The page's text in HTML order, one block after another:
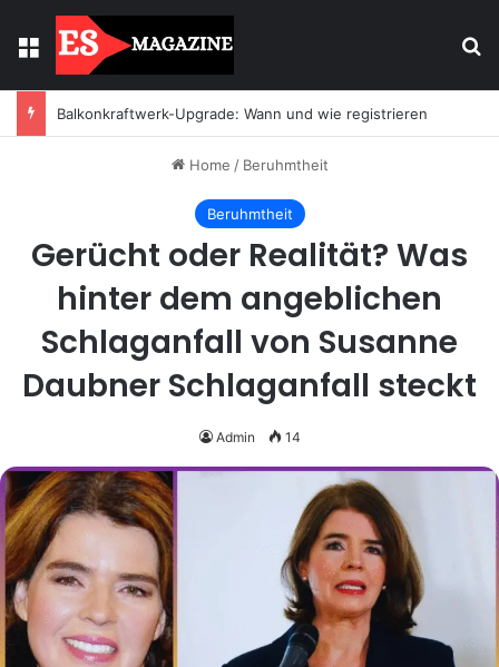
Menu
Balkonkraftwerk-Upgrade: Wann und wie registrieren
Home / Beruhmtheit
Beruhmtheit
Gerücht oder Realität? Was
hinter dem angeblichen
Schlaganfall von Susanne
Daubner Schlaganfall steckt
Admin 14